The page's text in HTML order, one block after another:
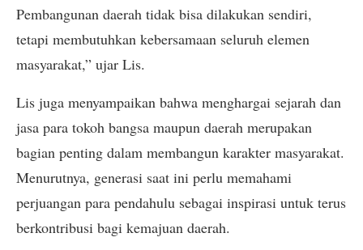
Pembangunan daerah tidak bisa dilakukan sendiri,
tetapi membutuhkan kebersamaan seluruh elemen
masyarakat,” ujar Lis.
Lis juga menyampaikan bahwa menghargai sejarah dan
jasa para tokoh bangsa maupun daerah merupakan
bagian penting dalam membangun karakter masyarakat.
Menurutnya, generasi saat ini perlu memahami
perjuangan para pendahulu sebagai inspirasi untuk terus
berkontribusi bagi kemajuan daerah.